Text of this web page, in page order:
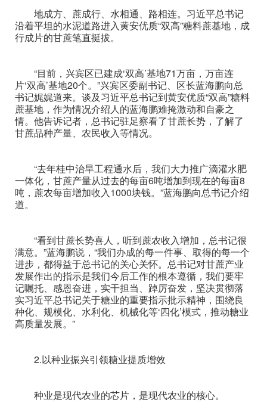
地成方、蔗成行、水相通、路相连。习近平总书记
沿着平坦的水泥道路进入黄安优质“双高”糖料蔗基地，成
行成片的甘蔗笔直挺拔。
“目前，兴宾区已建成‘双高’基地71万亩，万亩连
片‘双高’基地20个。”兴宾区委副书记、区长蓝海鹏向总
书记娓娓道来。谈及习近平总书记到黄安优质“双高”糖料
蔗基地，作为情况介绍人的蓝海鹏难掩激动和自豪之
情。他告诉记者，总书记驻足察看了甘蔗长势，了解了
甘蔗品种产量、农民收入等情况。
“去年桂中治旱工程通水后，我们大力推广滴灌水肥
一体化，甘蔗产量从过去的每亩6吨增加到现在的每亩8
吨，蔗农每亩增加收入1000块钱。”蓝海鹏向总书记介绍
道。
“看到甘蔗长势喜人，听到蔗农收入增加，总书记很
满意。”蓝海鹏说，“我们办成的每一件事、取得的每一个
进步，都得益于总书记的关心关怀。总书记对甘蔗产业
发展作出的指示是我们今后工作的根本遵循，我们要牢
记嘱托、感恩奋进，实干担当、踔厉奋发，坚决贯彻落
实习近平总书记关于糖业的重要指示批示精神，围绕良
种化、规模化、水利化、机械化等‘四化’模式，推动糖业
高质量发展。”
2.以种业振兴引领糖业提质增效
种业是现代农业的芯片，是现代农业的核心。